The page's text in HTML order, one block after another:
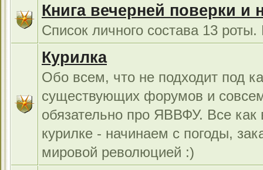
Книга вечерней поверки и
Список личного состава 13
Курилка
Обо всем, что не подходит под
существующих форумов и
обязательно про ЯВВФУ. Все как
курилке - начинаем с погоды,
мировой революцией :)